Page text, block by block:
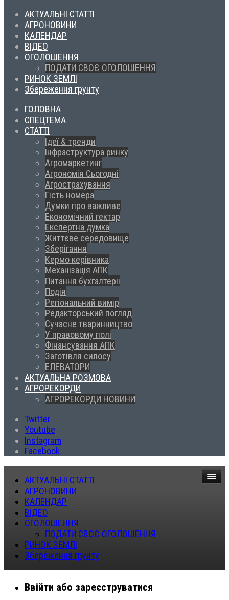
АКТУАЛЬНІ СТАТТІ
АГРОНОВИНИ
КАЛЕНДАР
ВІДЕО
ОГОЛОШЕННЯ
ПОДАТИ СВОЄ ОГОЛОШЕННЯ
РИНОК ЗЕМЛІ
Збереження грунту
ГОЛОВНА
СПЕЦТЕМА
СТАТТІ
Ідеї & тренди
Інфраструктура ринку
Агромаркетинг
Агрономія Сьогодні
Агрострахування
Гість номера
Думки про важливе
Економічний гектар
Експертна думка
Життєве середовище
Зберігання
Кермо керівника
Механізація АПК
Питання бухгалтерії
Подія
Регіональний вимір
Редакторський погляд
Сучасне тваринництво
У правовому полі
Фінансування АПК
Заготівля силосу
ЕЛЕВАТОРИ
АКТУАЛЬНА РОЗМОВА
АГРОРЕКОРДИ
АГРОРЕКОРДИ НОВИНИ
Twitter
Youtube
Instagram
Facebook
АКТУАЛЬНІ СТАТТІ
АГРОНОВИНИ
КАЛЕНДАР
ВІДЕО
ОГОЛОШЕННЯ
ПОДАТИ СВОЄ ОГОЛОШЕННЯ
РИНОК ЗЕМЛІ
Збереження грунту
Ввійти або зареєструватися